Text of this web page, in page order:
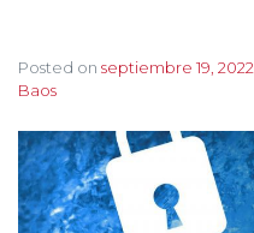
Posted on septiembre 19, 2022
Baos